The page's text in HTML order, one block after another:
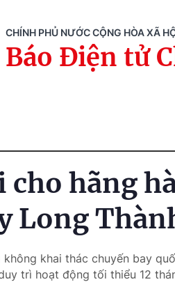
CHÍNH PHỦ NƯỚC CỘNG HÒA XÃ
Báo Điện tử
cho hãng
Long
không khai thác chuyến bay
trì hoạt động tối thiểu 12